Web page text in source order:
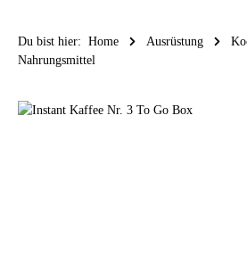
Du bist hier: Home Ausrüstung
Nahrungsmittel
Bildergalerie überspringen